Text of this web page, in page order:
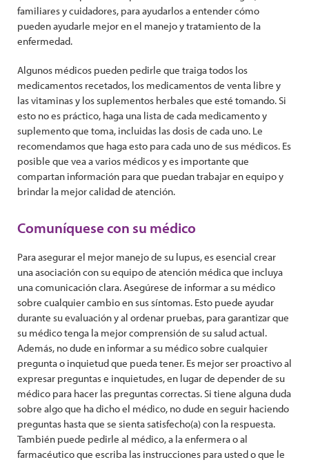
familiares y cuidadores, para ayudarlos a entender cómo
pueden ayudarle mejor en el manejo y tratamiento de la
enfermedad.
Algunos médicos pueden pedirle que traiga todos los
medicamentos recetados, los medicamentos de venta libre y
las vitaminas y los suplementos herbales que esté tomando. Si
esto no es práctico, haga una lista de cada medicamento y
suplemento que toma, incluidas las dosis de cada uno. Le
recomendamos que haga esto para cada uno de sus médicos. Es
posible que vea a varios médicos y es importante que
compartan información para que puedan trabajar en equipo y
brindar la mejor calidad de atención.
Comuníquese con su médico
Para asegurar el mejor manejo de su lupus, es esencial crear
una asociación con su equipo de atención médica que incluya
una comunicación clara. Asegúrese de informar a su médico
sobre cualquier cambio en sus síntomas. Esto puede ayudar
durante su evaluación y al ordenar pruebas, para garantizar que
su médico tenga la mejor comprensión de su salud actual.
Además, no dude en informar a su médico sobre cualquier
pregunta o inquietud que pueda tener. Es mejor ser proactivo al
expresar preguntas e inquietudes, en lugar de depender de su
médico para hacer las preguntas correctas. Si tiene alguna duda
sobre algo que ha dicho el médico, no dude en seguir haciendo
preguntas hasta que se sienta satisfecho(a) con la respuesta.
También puede pedirle al médico, a la enfermera o al
farmacéutico que escriba las instrucciones para usted o que le